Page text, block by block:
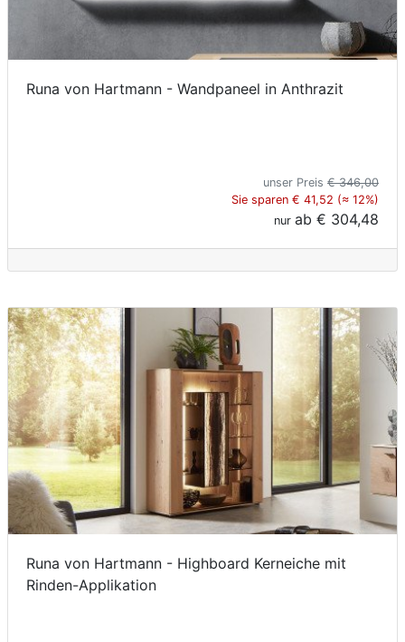
Runa von Hartmann - Wandpaneel in Anthrazit
unser Preis € 346,00
Sie sparen € 41,52 (≈ 12%)
nur ab € 304,48
Runa von Hartmann - Highboard Kerneiche mit
Rinden-Applikation